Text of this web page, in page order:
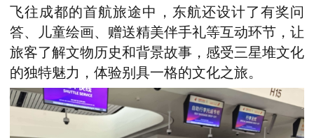
飞往成都的首航旅途中，东航还设计了有奖问
答、儿童绘画、赠送精美伴手礼等互动环节，让
旅客了解文物历史和背景故事，感受三星堆文化
的独特魅力，体验别具一格的文化之旅。